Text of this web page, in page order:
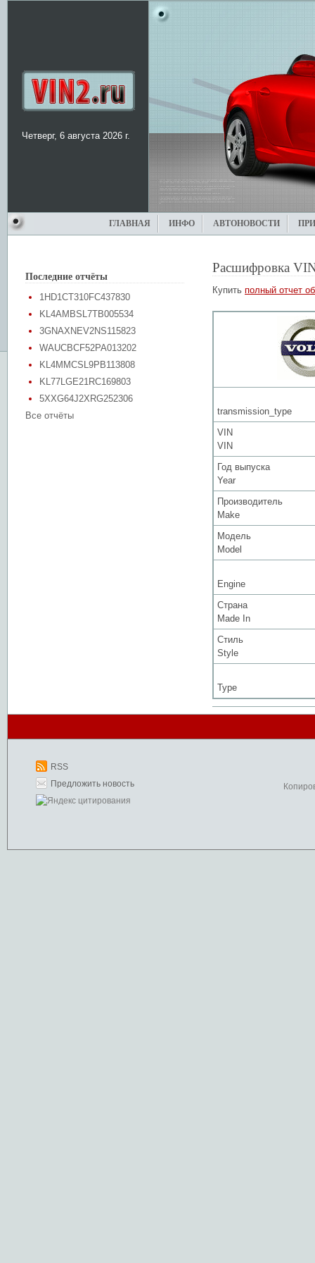
Четверг, 6 августа 2026 г.
ГЛАВНАЯ ИНФО АВТОНОВОСТИ
Последние отчёты
1HD1CT310FC437830
KL4AMBSL7TB005534
3GNAXNEV2NS115823
WAUCBCF52PA013202
KL4MMCSL9PB113808
KL77LGE21RC169803
5XXG64J2XRG252306
Все отчёты
Расшифровка
Купить полный отчет
transmission_type
VIN
VIN
Год выпуска
Year
Производитель
Make
Модель
Model
Engine
Страна
Made In
Стиль
Style
Type
RSS
Предложить новость